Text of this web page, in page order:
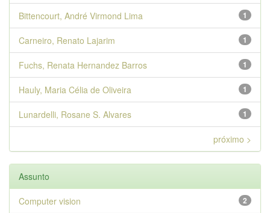
1
Bittencourt, André Virmond Lima
1
Carneiro, Renato Lajarim
1
Fuchs, Renata Hernandez Barros
1
Hauly, Maria Célia de Oliveira
1
Lunardelli, Rosane S. Alvares
próximo >
Assunto
2
Computer vision